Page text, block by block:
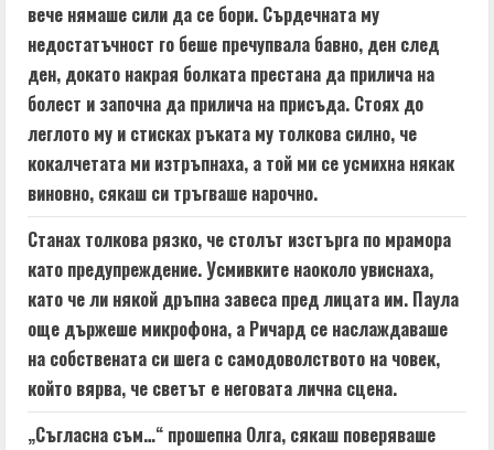
вече нямаше сили да се бори. Сърдечната му
недостатъчност го беше пречупвала бавно, ден след
ден, докато накрая болката престана да прилича на
болест и започна да прилича на присъда. Стоях до
леглото му и стисках ръката му толкова силно, че
кокалчетата ми изтръпнаха, а той ми се усмихна някак
виновно, сякаш си тръгваше нарочно.
Станах толкова рязко, че столът изстърга по мрамора
като предупреждение. Усмивките наоколо увиснаха,
като че ли някой дръпна завеса пред лицата им. Паула
още държеше микрофона, а Ричард се наслаждаваше
на собствената си шега с самодоволството на човек,
който вярва, че светът е неговата лична сцена.
„Съгласна съм…“ прошепна Олга, сякаш поверяваше